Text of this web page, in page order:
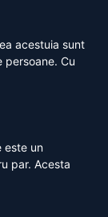
acestuia sunt
persoane. Cu
este un
par. Acesta